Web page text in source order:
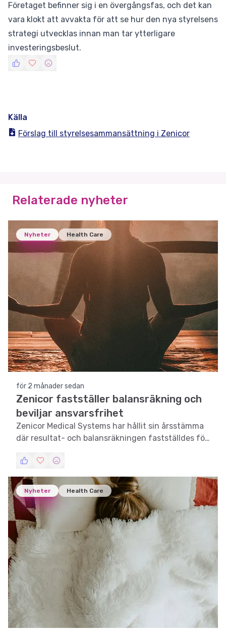
Företaget befinner sig i en övergångsfas, och det kan
vara klokt att avvakta för att se hur den nya styrelsens
strategi utvecklas innan man tar ytterligare
investeringsbeslut.
Källa
Förslag till styrelsesammansättning i Zenicor
Relaterade nyheter
Nyheter Health Care
för 2 månader sedan
Zenicor fastställer balansräkning och
beviljar ansvarsfrihet
Zenicor Medical Systems har hållit sin årsstämma
där resultat- och balansräkningen fastställdes för
Nyheter Health Care